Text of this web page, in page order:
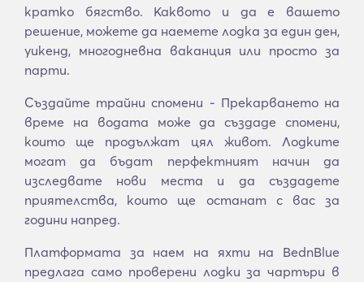
кратко бягство. Каквото и да е вашето
решение, можете да наемете лодка за един ден,
уикенд, многодневна ваканция или просто за
парти.
Създайте трайни спомени - Прекарването на
време на водата може да създаде спомени,
които ще продължат цял живот. Лодките
могат да бъдат перфектният начин да
изследвате нови места и да създадете
приятелства, които ще останат с вас за
години напред.
Платформата за наем на яхти на BednBlue
предлага само проверени лодки за чартъри в